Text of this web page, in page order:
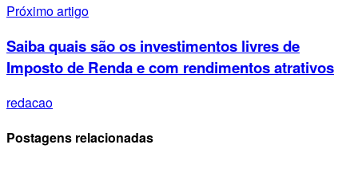
Próximo artigo
Saiba quais são os investimentos livres de
Imposto de Renda e com rendimentos atrativos
redacao
Postagens relacionadas